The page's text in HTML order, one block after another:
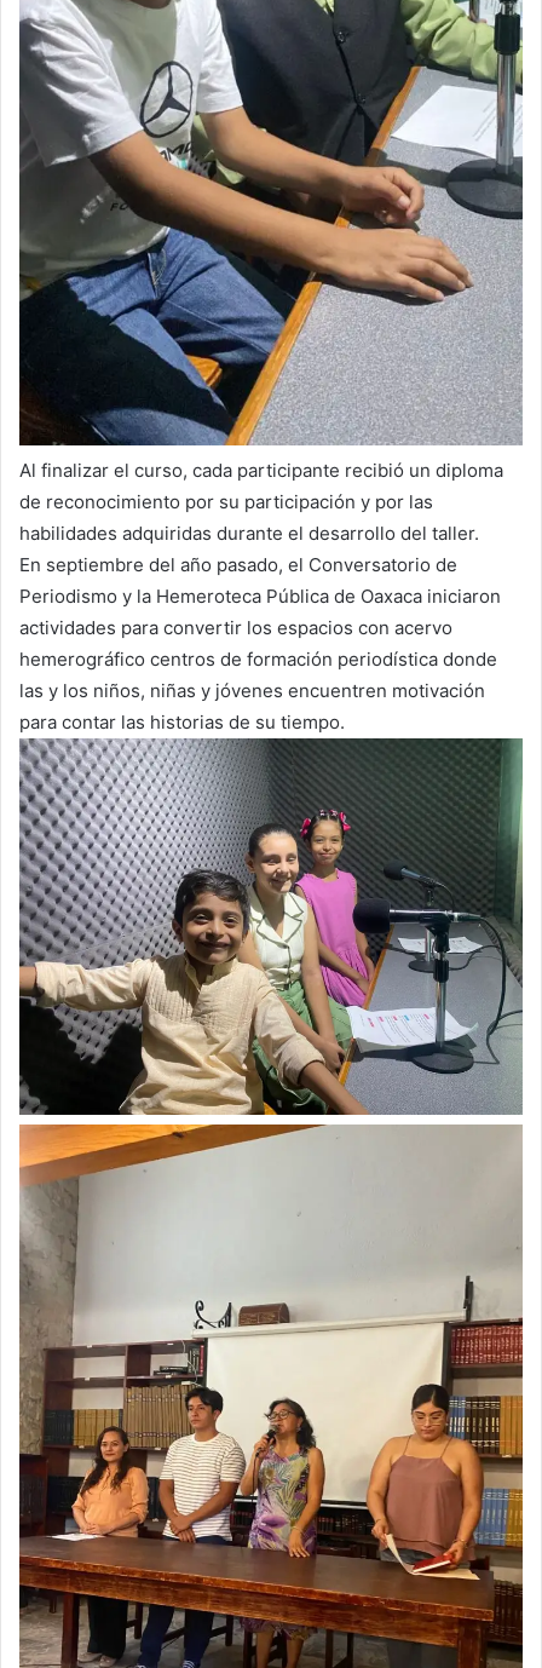
Al finalizar el curso, cada participante recibió un diploma
de reconocimiento por su participación y por las
habilidades adquiridas durante el desarrollo del taller.
En septiembre del año pasado, el Conversatorio de
Periodismo y la Hemeroteca Pública de Oaxaca iniciaron
actividades para convertir los espacios con acervo
hemerográfico centros de formación periodística donde
las y los niños, niñas y jóvenes encuentren motivación
para contar las historias de su tiempo.